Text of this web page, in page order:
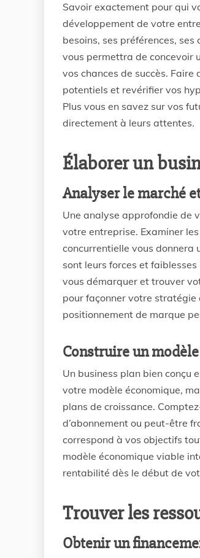
Savoir exactement pour qui
développement de votre
besoins, ses préférences,
vous permettra de concevoir
vos chances de succès.
potentiels et revérifier vos
Plus vous en savez sur vos
directement à leurs attentes.
Élaborer un
Analyser le marché
Une analyse approfondie de
votre entreprise. Examiner
concurrentielle vous donnera
sont leurs forces et
vous démarquer et trouver
pour façonner votre
positionnement de marque
Construire un
Un business plan bien conçu
votre modèle économique,
plans de croissance.
d’abonnement ou peut-être
correspond à vos objectifs
modèle économique viable
rentabilité dès le début de
Trouver les
Obtenir un